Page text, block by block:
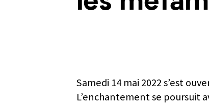
Samedi 14 mai 2022 s’est
L’enchantement se poursuit